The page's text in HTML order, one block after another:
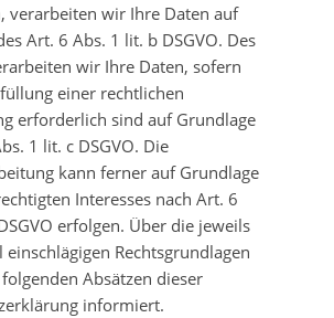
verarbeiten wir Ihre Daten auf
Art. 6 Abs. 1 lit. b DSGVO. Des
wir Ihre Daten, sofern
einer rechtlichen
erforderlich sind auf Grundlage
1 lit. c DSGVO. Die
kann ferner auf Grundlage
Interesses nach Art. 6
erfolgen. Über die jeweils
einschlägigen Rechtsgrundlagen
Absätzen dieser
informiert.